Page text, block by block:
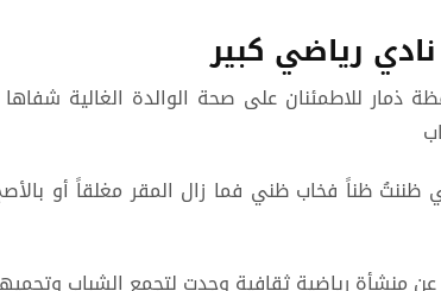
رياضي كبير
ذمار للاطمئنان على صحة الوالدة الغالية
ظناً فخاب ظني فما زال المقر مغلقاً أو
منشأة رياضية ثقافية وجدت لتجمع الشباب